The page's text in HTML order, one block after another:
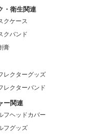
・衛生関連
クケース
クバンド
膏
レクターグッズ
レクターバンド
ー関連
フヘッドカバー
フグッズ